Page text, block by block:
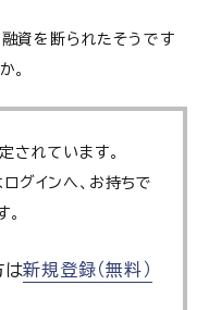
資を断られたそうです
。
されています。
グインへ、お持ちで
は新規登録（無料）